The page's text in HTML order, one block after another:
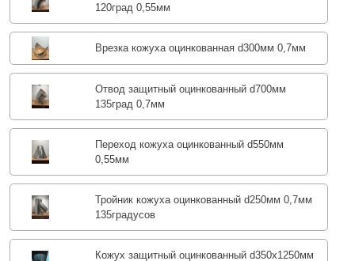
120град 0,55мм
Врезка кожуха оцинкованная d300мм 0,7мм
Отвод защитный оцинкованный d700мм
135град 0,7мм
Переход кожуха оцинкованный d550мм
0,55мм
Тройник кожуха оцинкованный d250мм 0,7мм
135градусов
Кожух защитный оцинкованный d350х1250мм